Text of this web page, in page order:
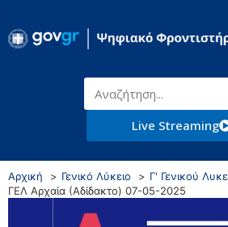
Live Streaming
Αρχική Γενικό Λύκειο Γ' Γενικού
ΓΕΛ Αρχαία (Αδίδακτο) 07-05-2025